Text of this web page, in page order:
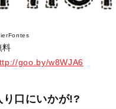
料
goo.by/w8WJA6
り口にいかが!?